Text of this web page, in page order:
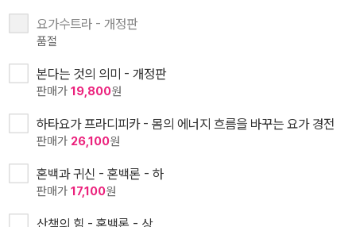
요가수트라 - 개정판
품절
본다는 것의 의미 - 개정판
판매가 19,800원
하타요가 프라디피카 - 몸의 에너지 흐름을 바꾸는 요가 경전
판매가 26,100원
혼백과 귀신 - 혼백론 - 하
판매가 17,100원